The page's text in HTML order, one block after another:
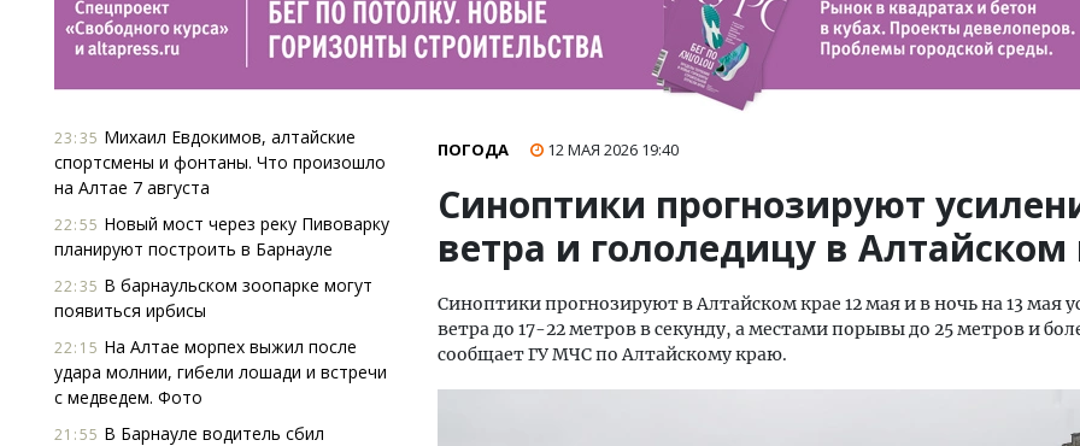
23:35 Михаил Евдокимов, алтайские
спортсмены и фонтаны. Что произошло
на Алтае 7 августа
22:55 Новый мост через реку Пивоварку
планируют построить в Барнауле
22:35 В барнаульском зоопарке могут
появиться ирбисы
22:15 На Алтае морпех выжил после
удара молнии, гибели лошади и встречи
с медведем. Фото
21:55 В Барнауле водитель сбил
ПОГОДА 12 МАЯ 2026 19:40
Синоптики прогнозируют
ветра и гололедицу в Алтайском
Синоптики прогнозируют в Алтайском крае 12 мая и в ночь на 13 мая
ветра до 17-22 метров в секунду, а местами порывы до 25 метров и
сообщает ГУ МЧС по Алтайскому краю.